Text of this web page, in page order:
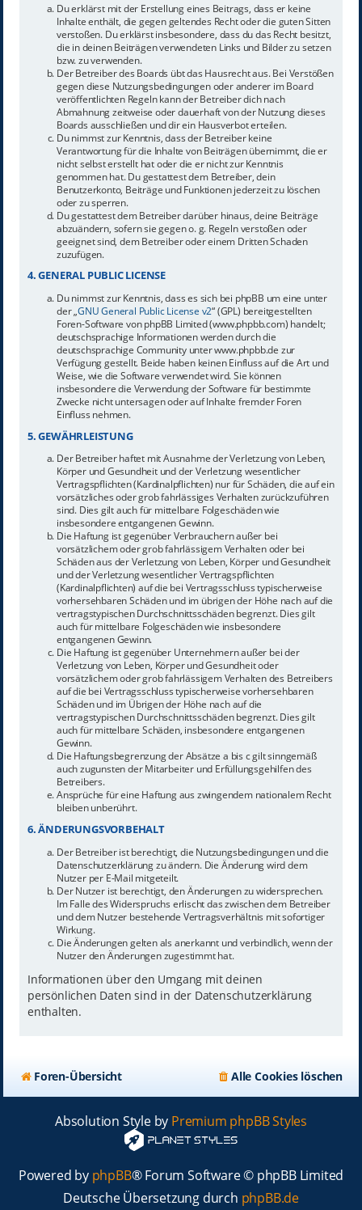
Du erklärst mit der Erstellung eines Beitrags, dass er keine
Inhalte enthält, die gegen geltendes Recht oder die guten Sitten
verstoßen. Du erklärst insbesondere, dass du das Recht besitzt,
die in deinen Beiträgen verwendeten Links und Bilder zu setzen
bzw. zu verwenden.
Der Betreiber des Boards übt das Hausrecht aus. Bei Verstößen
gegen diese Nutzungsbedingungen oder anderer im Board
veröffentlichten Regeln kann der Betreiber dich nach
Abmahnung zeitweise oder dauerhaft von der Nutzung dieses
Boards ausschließen und dir ein Hausverbot erteilen.
Du nimmst zur Kenntnis, dass der Betreiber keine
Verantwortung für die Inhalte von Beiträgen übernimmt, die er
nicht selbst erstellt hat oder die er nicht zur Kenntnis
genommen hat. Du gestattest dem Betreiber, dein
Benutzerkonto, Beiträge und Funktionen jederzeit zu löschen
oder zu sperren.
Du gestattest dem Betreiber darüber hinaus, deine Beiträge
abzuändern, sofern sie gegen o. g. Regeln verstoßen oder
geeignet sind, dem Betreiber oder einem Dritten Schaden
zuzufügen.
4. GENERAL PUBLIC LICENSE
Du nimmst zur Kenntnis, dass es sich bei phpBB um eine unter
der „GNU General Public License v2“ (GPL) bereitgestellten
Foren-Software von phpBB Limited (www.phpbb.com) handelt;
deutschsprachige Informationen werden durch die
deutschsprachige Community unter www.phpbb.de zur
Verfügung gestellt. Beide haben keinen Einfluss auf die Art und
Weise, wie die Software verwendet wird. Sie können
insbesondere die Verwendung der Software für bestimmte
Zwecke nicht untersagen oder auf Inhalte fremder Foren
Einfluss nehmen.
5. GEWÄHRLEISTUNG
Der Betreiber haftet mit Ausnahme der Verletzung von Leben,
Körper und Gesundheit und der Verletzung wesentlicher
Vertragspflichten (Kardinalpflichten) nur für Schäden, die auf ein
vorsätzliches oder grob fahrlässiges Verhalten zurückzuführen
sind. Dies gilt auch für mittelbare Folgeschäden wie
insbesondere entgangenen Gewinn.
Die Haftung ist gegenüber Verbrauchern außer bei
vorsätzlichem oder grob fahrlässigem Verhalten oder bei
Schäden aus der Verletzung von Leben, Körper und Gesundheit
und der Verletzung wesentlicher Vertragspflichten
(Kardinalpflichten) auf die bei Vertragsschluss typischerweise
vorhersehbaren Schäden und im übrigen der Höhe nach auf die
vertragstypischen Durchschnittsschäden begrenzt. Dies gilt
auch für mittelbare Folgeschäden wie insbesondere
entgangenen Gewinn.
Die Haftung ist gegenüber Unternehmern außer bei der
Verletzung von Leben, Körper und Gesundheit oder
vorsätzlichem oder grob fahrlässigem Verhalten des Betreibers
auf die bei Vertragsschluss typischerweise vorhersehbaren
Schäden und im Übrigen der Höhe nach auf die
vertragstypischen Durchschnittsschäden begrenzt. Dies gilt
auch für mittelbare Schäden, insbesondere entgangenen
Gewinn.
Die Haftungsbegrenzung der Absätze a bis c gilt sinngemäß
auch zugunsten der Mitarbeiter und Erfüllungsgehilfen des
Betreibers.
Ansprüche für eine Haftung aus zwingendem nationalem Recht
bleiben unberührt.
6. ÄNDERUNGSVORBEHALT
Der Betreiber ist berechtigt, die Nutzungsbedingungen und die
Datenschutzerklärung zu ändern. Die Änderung wird dem
Nutzer per E-Mail mitgeteilt.
Der Nutzer ist berechtigt, den Änderungen zu widersprechen.
Im Falle des Widerspruchs erlischt das zwischen dem Betreiber
und dem Nutzer bestehende Vertragsverhältnis mit sofortiger
Wirkung.
Die Änderungen gelten als anerkannt und verbindlich, wenn der
Nutzer den Änderungen zugestimmt hat.
Informationen über den Umgang mit deinen
persönlichen Daten sind in der Datenschutzerklärung
enthalten.
Foren-Übersicht Alle Cookies löschen
Absolution Style by Premium phpBB Styles
Powered by phpBB® Forum Software © phpBB Limited
Deutsche Übersetzung durch phpBB.de